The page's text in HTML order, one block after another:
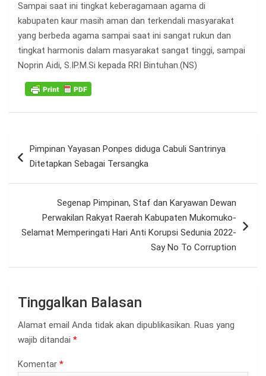
Sampai saat ini tingkat keberagamaan agama di
kabupaten kaur masih aman dan terkendali masyarakat
yang berbeda agama sampai saat ini sangat rukun dan
tingkat harmonis dalam masyarakat sangat tinggi, sampai
Noprin Aidi, S.IP.M.Si kepada RRI Bintuhan.(NS)
posPimpinan Yayasan Ponpes diduga Cabuli Santrinya
Ditetapkan Sebagai Tersangka
Segenap Pimpinan, Staf dan Karyawan Dewan
Perwakilan Rakyat Raerah Kabupaten Mukomuko-
Selamat Memperingati Hari Anti Korupsi Sedunia 2022-
Say No To Corruption
Tinggalkan Balasan
Alamat email Anda tidak akan dipublikasikan. Ruas yang
wajib ditandai *
Komentar *